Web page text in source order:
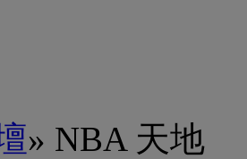
» NBA 天地